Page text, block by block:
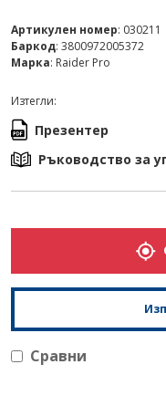
Артикулен номер: 030211
Баркод: 3800972005372
Марка: Raider Pro
Изтегли:
Презентер
Ръководство за
Сравни